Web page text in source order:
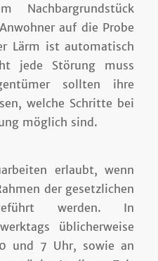
Nachbargrundstück
auf die Probe
Lärm ist automatisch
jede Störung muss
sollten ihre
welche Schritte bei
möglich sind.
erlaubt, wenn
der gesetzlichen
werden. In
üblicherweise
und 7 Uhr, sowie an